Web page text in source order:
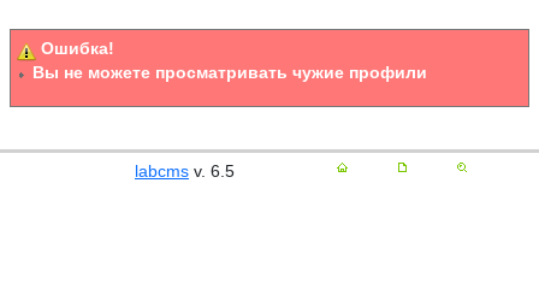
Ошибка!
Вы не можете просматривать чужие профили
labcms v. 6.5